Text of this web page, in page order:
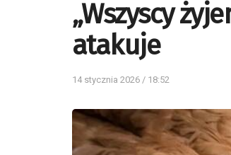
„Wszyscy
atakuje
14 stycznia 2026 / 18:52